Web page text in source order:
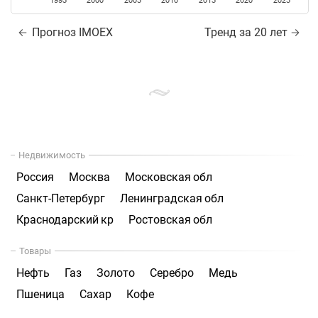
Прогноз IMOEX Тренд за 20 лет
Недвижимость
Россия Москва
Московская обл
Санкт-Петербург
Ленинградская обл
Краснодарский кр
Ростовская обл
Товары
Нефть Газ Золото Серебро
Медь
Пшеница
Сахар Кофе